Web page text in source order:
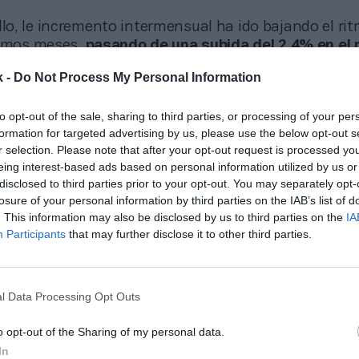
- Do Not Process My Personal Information
opt-out of the sale, sharing to third parties, or processing of your
for targeted advertising by us, please use the below opt-out
selection. Please note that after your opt-out request is processed
interest-based ads based on personal information utilized by us
to third parties prior to your opt-out. You may separately
of your personal information by third parties on the IAB’s list of
This information may also be disclosed by us to third parties on the
Participants that may further disclose it to other third parties.
Data Processing Opt Outs
opt-out of the Sharing of my personal data.
le incremento intermensual ha ido bajando el
meses,pasando de una subida del 2,4% en el
venía de una fuerte remontada tras haber
en régimen general, los asalariados, alcanzaron
de mayo, lo que supone una subida de un 21,7%
al mes de abril. Mientras, el número de
también ha mejorado, pasando de 33.414
inscritos de mayo, un incremento de un 2,1%.